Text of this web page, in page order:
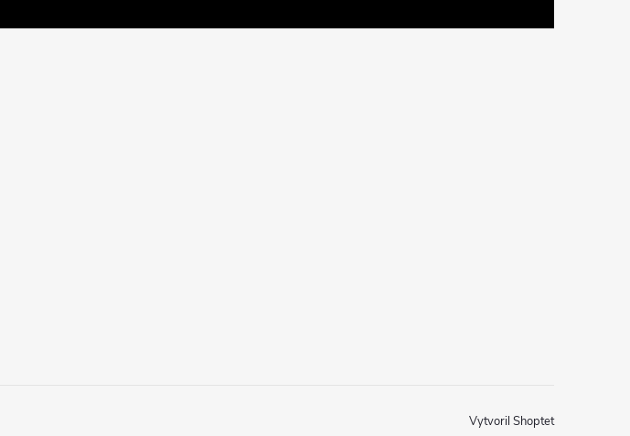
Vytvoril Shoptet